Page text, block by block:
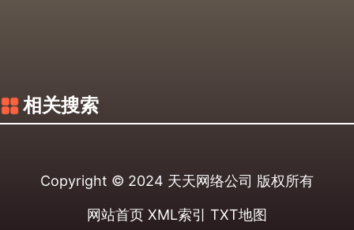
相关搜索
Copyright © 2024 天天网络公司 版权所有
网站首页 XML索引 TXT地图